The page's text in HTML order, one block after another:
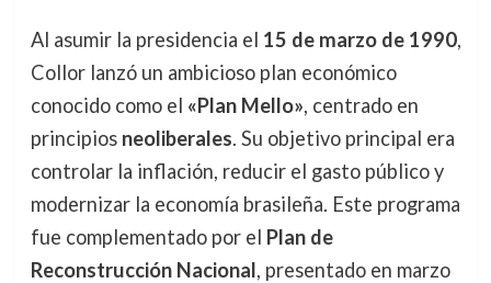
Al asumir la presidencia el 15 de marzo de 1990,
Collor lanzó un ambicioso plan económico
conocido como el «Plan Mello», centrado en
principios neoliberales. Su objetivo principal era
controlar la inflación, reducir el gasto público y
modernizar la economía brasileña. Este programa
fue complementado por el Plan de
Reconstrucción Nacional, presentado en marzo